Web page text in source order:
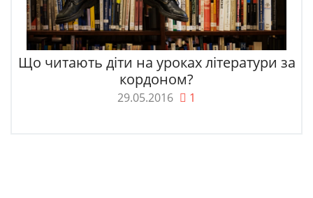
Що читають діти на уроках літератури за
кордоном?
29.05.2016 1